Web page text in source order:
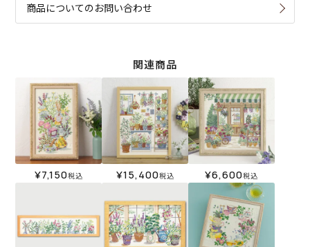
商品についてのお問い合わせ
関連商品
¥7,150税込 ¥15,400税込 ¥6,600税込